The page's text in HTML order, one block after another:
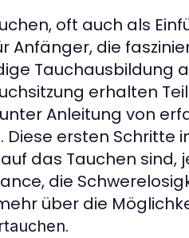
oft auch als
Anfänger, die
Tauchausbildung
erhalten
Anleitung von
Diese ersten Schritte
das Tauchen sind,
die
über die
.